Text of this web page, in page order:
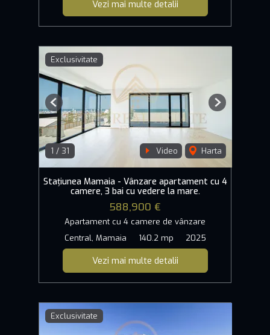
Vezi mai multe detalii
Exclusivitate
1 / 31 Video Harta
Previous Next
Stațiunea Mamaia - Vânzare apartament cu 4
camere, 3 bai cu vedere la mare.
588,900 €
Apartament cu 4 camere de vânzare
Central, Mamaia
140.2 mp 2025
Vezi mai multe detalii
Exclusivitate